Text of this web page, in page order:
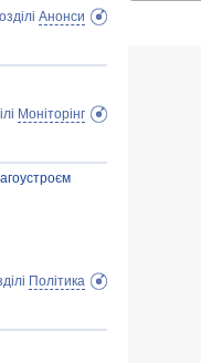
Анонси
Моніторінг
Політика